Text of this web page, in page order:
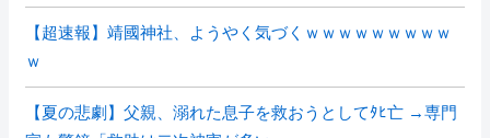
【超速報】靖國神社、ようやく気づくｗｗｗｗｗｗｗｗｗ
ｗ
【夏の悲劇】父親、溺れた息子を救おうとしてﾀﾋ亡 →専門